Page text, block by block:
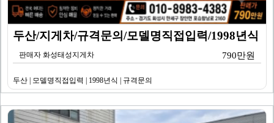
두산/지게차/규격문의/모델명직접입력/1998년식
판매자 화성태성지게차 790만원
두산 | 모델명직접입력 | 1998년식 | 규격문의